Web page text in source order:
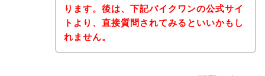
ります。後は、下記バイクワンの公式サイ
トより、直接質問されてみるといいかもし
れません。